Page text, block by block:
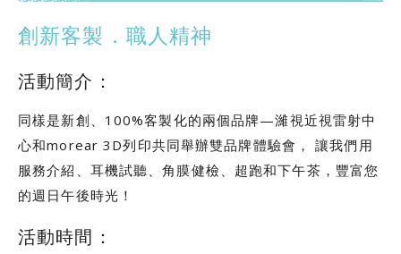
創新客製．職人精神
活動簡介：
同樣是新創、100%客製化的兩個品牌—濰視近視雷射中
心和morear 3D列印共同舉辦雙品牌體驗會， 讓我們用
服務介紹、耳機試聽、角膜健檢、超跑和下午茶，豐富您
的週日午後時光！
活動時間：